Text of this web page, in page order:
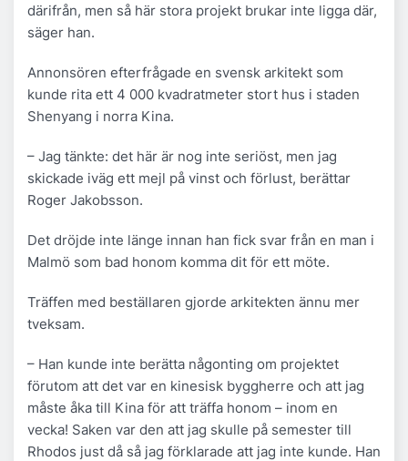
därifrån, men så här stora projekt brukar inte ligga där,
säger han.
Annonsören efterfrågade en svensk arkitekt som
kunde rita ett 4 000 kvadratmeter stort hus i staden
Shenyang i norra Kina.
– Jag tänkte: det här är nog inte seriöst, men jag
skickade iväg ett mejl på vinst och förlust, berättar
Roger Jakobsson.
Det dröjde inte länge innan han fick svar från en man i
Malmö som bad honom komma dit för ett möte.
Träffen med beställaren gjorde arkitekten ännu mer
tveksam.
– Han kunde inte berätta någonting om projektet
förutom att det var en kinesisk byggherre och att jag
måste åka till Kina för att träffa honom – inom en
vecka! Saken var den att jag skulle på semester till
Rhodos just då så jag förklarade att jag inte kunde. Han